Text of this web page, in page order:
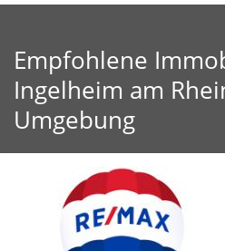
Empfohlene
Ingelheim am
Umgebung